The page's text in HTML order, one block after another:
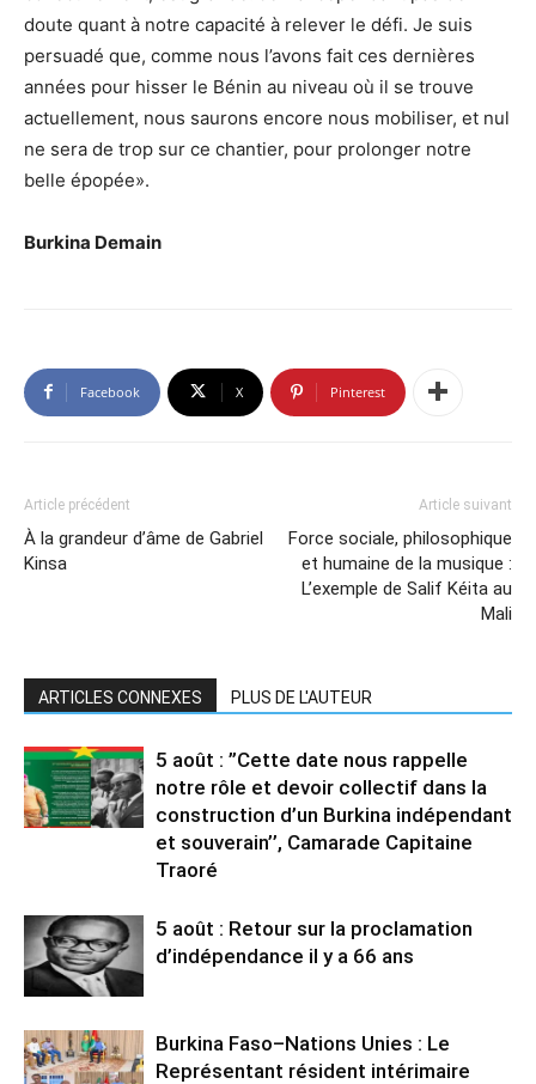
doute quant à notre capacité à relever le défi. Je suis
persuadé que, comme nous l’avons fait ces dernières
années pour hisser le Bénin au niveau où il se trouve
actuellement, nous saurons encore nous mobiliser, et nul
ne sera de trop sur ce chantier, pour prolonger notre
belle épopée».
Burkina Demain
Facebook X Pinterest
Article précédent
À la grandeur d’âme de Gabriel
Kinsa
Article suivant
Force sociale, philosophique
et humaine de la musique :
L’exemple de Salif Kéita au
Mali
ARTICLES CONNEXES PLUS DE L'AUTEUR
5 août : ”Cette date nous rappelle
notre rôle et devoir collectif dans la
construction d’un Burkina indépendant
et souverain’’, Camarade Capitaine
Traoré
5 août : Retour sur la proclamation
d’indépendance il y a 66 ans
Burkina Faso–Nations Unies : Le
Représentant résident intérimaire